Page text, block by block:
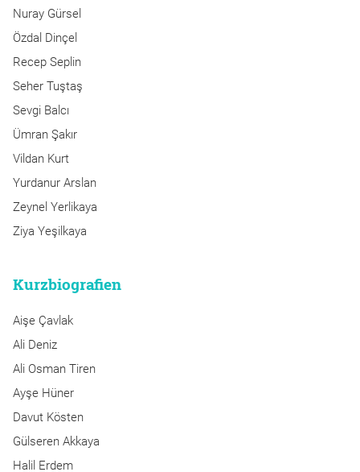
Nuray Gürsel
Özdal Dinçel
Recep Seplin
Seher Tuştaş
Sevgi Balcı
Ümran Şakır
Vildan Kurt
Yurdanur Arslan
Zeynel Yerlikaya
Ziya Yeşilkaya
Kurzbiografien
Aişe Çavlak
Ali Deniz
Ali Osman Tiren
Ayşe Hüner
Davut Kösten
Gülseren Akkaya
Halil Erdem